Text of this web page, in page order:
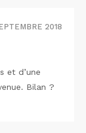
2018
et d’une
Bilan ?